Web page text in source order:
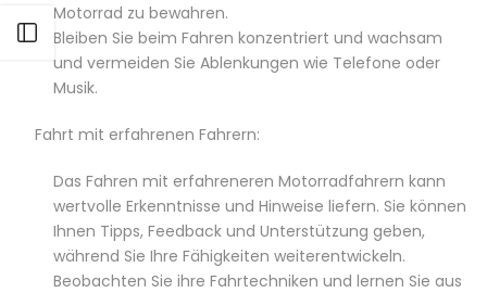
Seitenleiste öffnen
Motorrad zu bewahren.
Bleiben Sie beim Fahren konzentriert und wachsam
und vermeiden Sie Ablenkungen wie Telefone oder
Musik.
Fahrt mit erfahrenen Fahrern:
Das Fahren mit erfahreneren Motorradfahrern kann
wertvolle Erkenntnisse und Hinweise liefern. Sie können
Ihnen Tipps, Feedback und Unterstützung geben,
während Sie Ihre Fähigkeiten weiterentwickeln.
Beobachten Sie ihre Fahrtechniken und lernen Sie aus